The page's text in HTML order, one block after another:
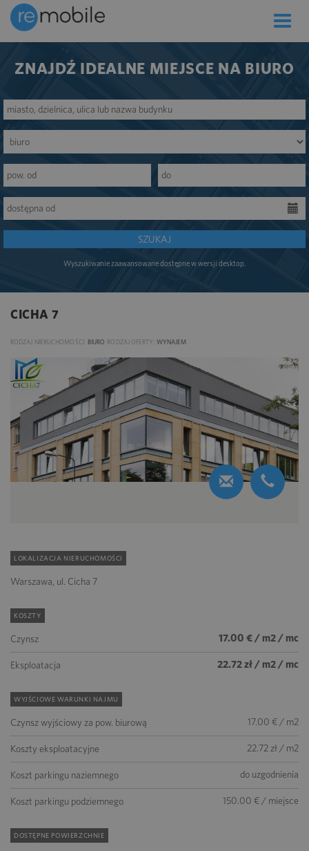
Toggle
ZNAJDŹ IDEALNE MIEJSCE NA BIURO
SZUKAJ
Wyszukiwanie zaawansowane dostępne w wersji desktop.
CICHA 7
RODZAJ NIERUCHOMOŚCI: BIURO RODZAJ OFERTY: WYNAJEM
LOKALIZACJA NIERUCHOMOŚCI
Warszawa, ul. Cicha 7
KOSZTY
Czynsz 17.00 € / m2 / mc
Eksploatacja 22.72 zł / m2 / mc
WYJŚCIOWE WARUNKI NAJMU
Czynsz wyjściowy za pow. biurową 17.00 € / m2
Koszty eksploatacyjne 22.72 zł / m2
Koszt parkingu naziemnego do uzgodnienia
Koszt parkingu podziemnego 150.00 € / miejsce
DOSTĘPNE POWIERZCHNIE